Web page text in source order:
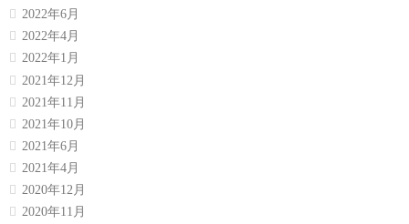
2022年6月
2022年4月
2022年1月
2021年12月
2021年11月
2021年10月
2021年6月
2021年4月
2020年12月
2020年11月